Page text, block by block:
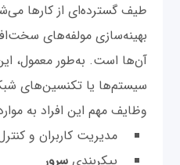
طیف گسترده‌ای از کارها
بهینه‌سازی مولفه‌های
آن‌ها است. به‌طور معمول،
سیستم‌ها یا تکنسین‌های
وظایف مهم این افراد به
مدیریت کاربران و
پیکربندیسرور